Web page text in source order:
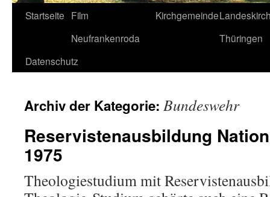
Startseite Film
Neufrankenroda
Kirchgemeinde
Thüringen
Datenschutz
Archiv der Kategorie: Bundeswehr
Reservistenausbildung
1975
Theologiestudium mit